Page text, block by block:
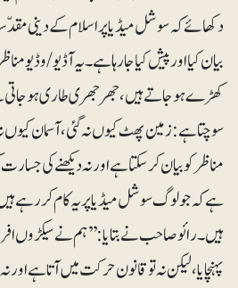
دکھائے کہ سوشل میڈیا پر اسلام کے دینی
بیان کیا اور پیش کیا جارہا ہے۔ یہ آڈیو /وڈیو
کھڑے ہوجاتے ہیں، جھرجھری طاری ہوجاتی
سوچتا ہے: زمین پھٹ کیوں نہ گئی ،آسمان کیوں
مناظر کو بیان کرسکتا ہے اور نہ دیکھنے کی
ہے کہ جو لوگ سوشل میڈیا پر یہ کام کر رہے
ہیں ۔ رائو صاحب نے بتایا :’’ہم نے سیکڑوں
پہنچایا ، لیکن نہ تو قانون حرکت میں آتا ہے